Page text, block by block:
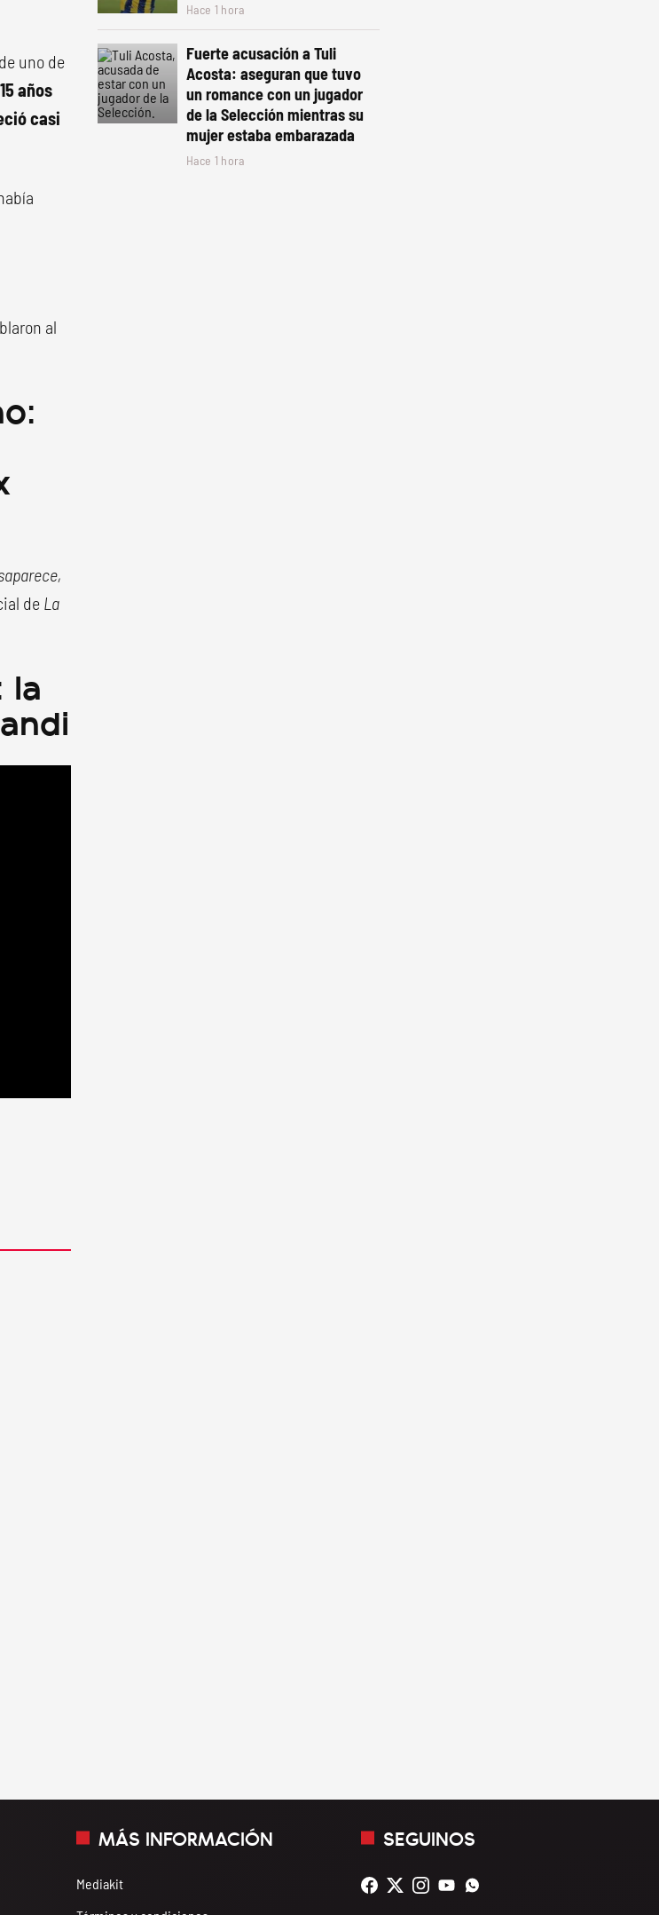
uno de
años
casi
al
de La
la
Hace 1 hora
Fuerte acusación a Tuli
Acosta: aseguran que tuvo
un romance con un jugador
de la Selección mientras su
mujer estaba embarazada
Hace 1 hora
MÁS INFORMACIÓN
Mediakit
SEGUINOS